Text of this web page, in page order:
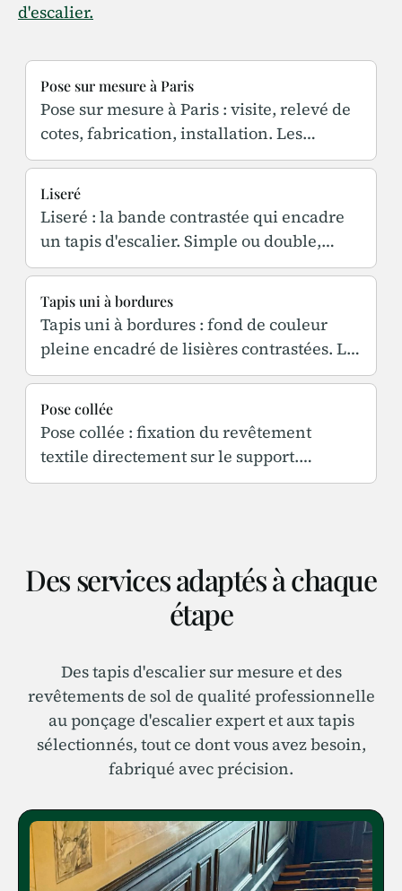
d'escalier.
Pose sur mesure à Paris
Pose sur mesure à Paris : visite, relevé de
cotes, fabrication, installation. Les
contraintes propres aux escaliers et
appartements parisiens.
Liseré
Liseré : la bande contrastée qui encadre
un tapis d'escalier. Simple ou double,
largeur, accord avec les tringles et les
ferronneries.
Tapis uni à bordures
Tapis uni à bordures : fond de couleur
pleine encadré de lisières contrastées. Le
motif intemporel de l'escalier parisien,
sur mesure.
Pose collée
Pose collée : fixation du revêtement
textile directement sur le support.
Préparation, adhésifs, cas d'usage en forte
Des services adaptés à chaque
étape
Des tapis d'escalier sur mesure et des
revêtements de sol de qualité professionnelle
au ponçage d'escalier expert et aux tapis
sélectionnés, tout ce dont vous avez besoin,
fabriqué avec précision.